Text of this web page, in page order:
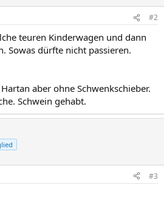
#2
teuren Kinderwagen und dann
Sowas dürfte nicht passieren.
aber ohne Schwenkschieber.
Schwein gehabt.
#3